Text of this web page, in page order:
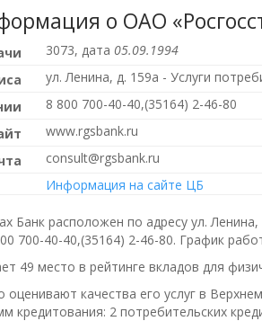
о ОАО
3073, дата05.09.1994
ул. Ленина, д. 159а - Услуги
8 800 700-40-40,(35164) 2-46-80
www.rgsbank.ru
consult@rgsbank.ru
Информация на сайте ЦБ
Банк расположен по адресу ул.
700-40-40,(35164) 2-46-80. График
49 место в рейтинге вкладов для
оценивают качества его услуг в
кредитования: 2 потребительских